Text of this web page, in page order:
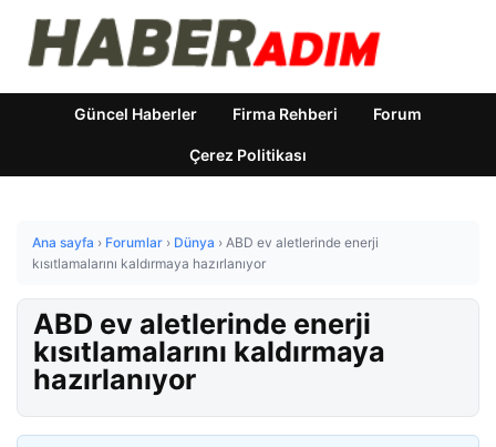
Güncel Haberler Firma Rehberi Forum
Çerez Politikası
Ana sayfa › Forumlar › Dünya › ABD ev aletlerinde enerji
kısıtlamalarını kaldırmaya hazırlanıyor
ABD ev aletlerinde enerji
kısıtlamalarını kaldırmaya
hazırlanıyor